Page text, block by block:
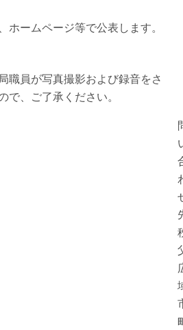
ホームページ等で公表します。
職員が写真撮影および録音をさ
で、ご了承ください。